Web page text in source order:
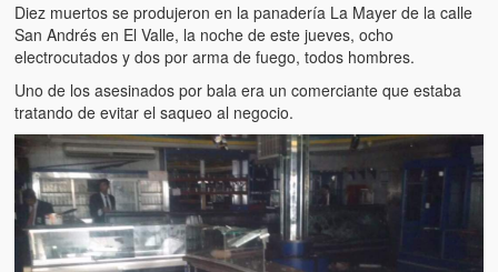
Diez muertos se produjeron en la panadería La Mayer de la calle
San Andrés en El Valle, la noche de este jueves, ocho
electrocutados y dos por arma de fuego, todos hombres.
Uno de los asesinados por bala era un comerciante que estaba
tratando de evitar el saqueo al negocio.